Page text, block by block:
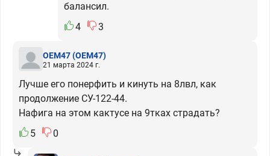
балансил.
4
3
OEM47(OEM47)
21 марта 2024 г.
Лучше его понерфить и кинуть на 8лвл, как
продолжение СУ-122-44.
Нафига на этом кактусе на 9тках страдать?
5
0